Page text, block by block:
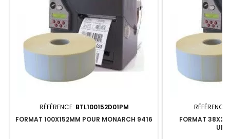
RÉFÉRENCE: BTL100152D01PM
FORMAT 100X152MM POUR MONARCH 9416
RÉFÉRENCE:
FORMAT